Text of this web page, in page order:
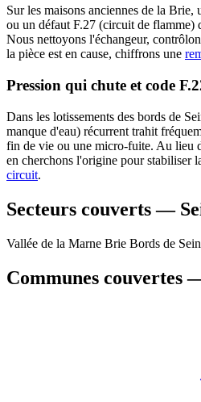
Sur les maisons anciennes de la Brie,
ou un défaut F.27 (circuit de flamme)
Nous nettoyons l'échangeur,
la pièce est en cause, chiffrons une
Pression qui chute et code
Dans les lotissements des bords de
manque d'eau) récurrent trahit
fin de vie ou une micro-fuite. Au lieu
en cherchons l'origine pour stabiliser
circuit.
Secteurs couverts —
Vallée de la Marne Brie Bords de
Communes couvertes